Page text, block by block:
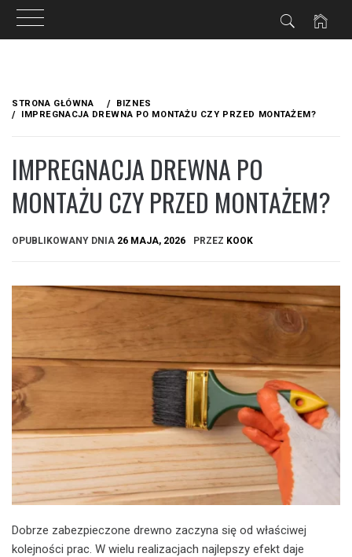
treści
STRONA GŁÓWNA
BIZNES
IMPREGNACJA DREWNA PO MONTAŻU CZY PRZED MONTAŻEM?
IMPREGNACJA DREWNA PO
MONTAŻU CZY PRZED MONTAŻEM?
OPUBLIKOWANY DNIA 26 MAJA, 2026 PRZEZ KOOK
Dobrze zabezpieczone drewno zaczyna się od właściwej
kolejności prac. W wielu realizacjach najlepszy efekt daje